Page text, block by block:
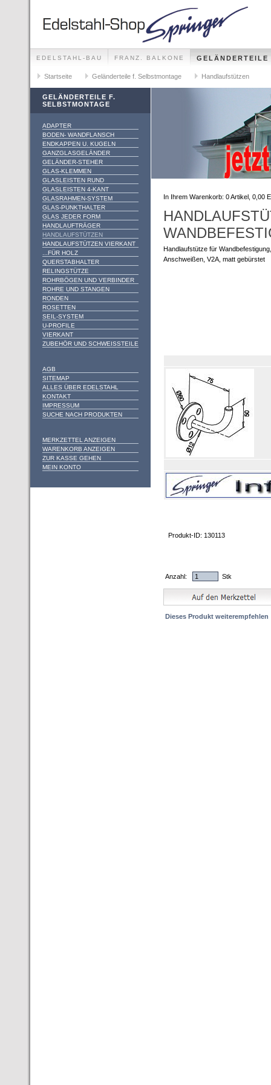
EDELSTAHL-BAU FRANZ. BALKONE
GELÄNDER-SETS FÜR ALLE MONTAGEMÖGLICHKEITEN
Startseite Geländerteile f. Selbstmontage Handlaufstützen
GELÄNDERTEILE F.
SELBSTMONTAGE
ADAPTER
BODEN- WANDFLANSCH
ENDKAPPEN U. KUGELN
GANZGLASGELÄNDER
GELÄNDER-STEHER
GLAS-KLEMMEN
GLASLEISTEN RUND
GLASLEISTEN 4-KANT
GLASRAHMEN-SYSTEM
GLAS-PUNKTHALTER
GLAS JEDER FORM
HANDLAUFTRÄGER
HANDLAUFSTÜTZEN
HANDLAUFSTÜTZEN VIERKANT
...FÜR HOLZ
QUERSTABHALTER
RELINGSTÜTZE
ROHRBÖGEN UND VERBINDER
ROHRE UND STANGEN
RONDEN
ROSETTEN
SEIL-SYSTEM
U-PROFILE
VIERKANT
ZUBEHÖR UND SCHWEISSTEILE
AGB
SITEMAP
ALLES ÜBER EDELSTAHL
KONTAKT
IMPRESSUM
SUCHE NACH PRODUKTEN
MERKZETTEL ANZEIGEN
WARENKORB ANZEIGEN
ZUR KASSE GEHEN
MEIN KONTO
In Ihrem Warenkorb: 0Artikel, 0,00
Handlaufstütze für
Anschweißen, V2A, matt gebürstet
Produkt-ID: 130113
Anzahl: Stk
Dieses Produkt weiterempfehlen